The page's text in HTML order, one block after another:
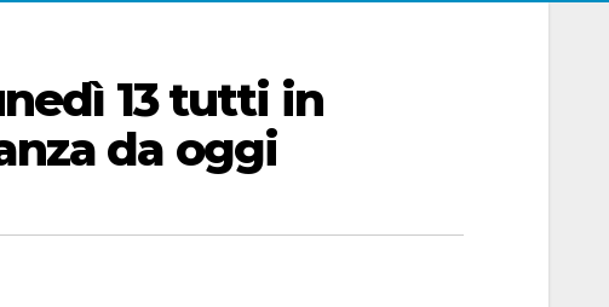
13 tutti in
da oggi